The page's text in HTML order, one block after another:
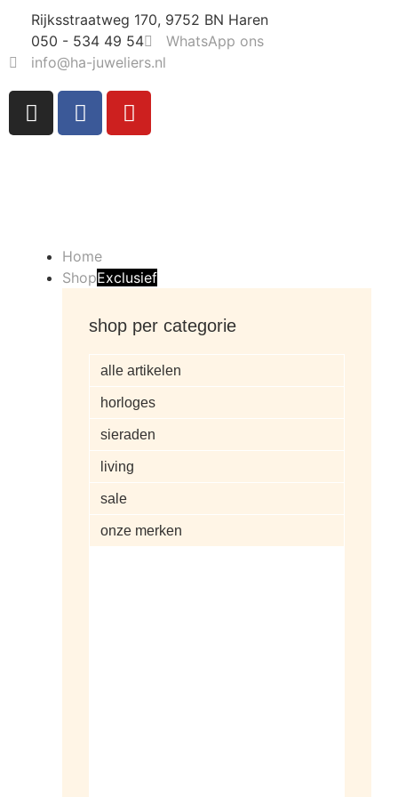
Rijksstraatweg 170, 9752 BN Haren
050 - 534 49 54
WhatsApp ons
info@ha-juweliers.nl
Home
ShopExclusief
shop per categorie
alle artikelen
horloges
sieraden
living
sale
onze merken